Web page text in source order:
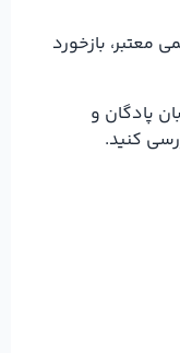
بازخورد
پادگان و
کنید.